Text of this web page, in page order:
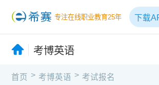
专注在线职业教育25年 下载
考博英语
首页 > 考博英语 > 考试报名